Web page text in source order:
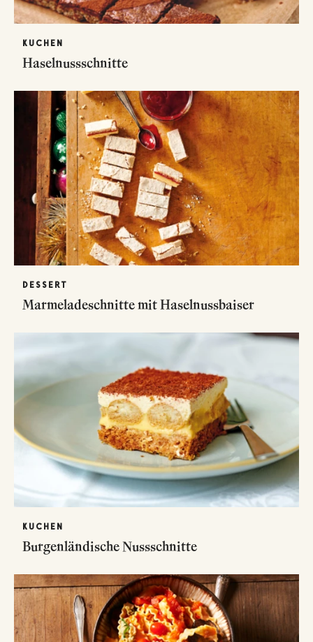
KUCHEN
Haselnussschnitte
DESSERT
Marmeladeschnitte mit Haselnussbaiser
KUCHEN
Burgenländische Nussschnitte